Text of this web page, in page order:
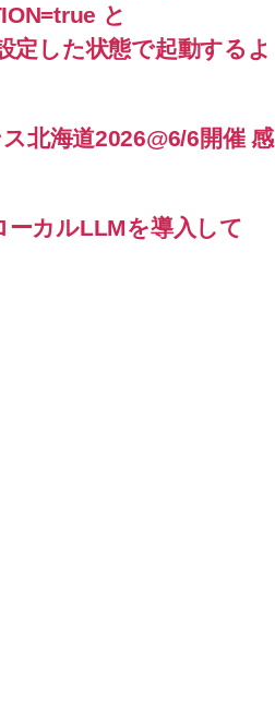
と
定した状態で起動するよ
北海道2026@6/6開催 感
カルLLMを導入して